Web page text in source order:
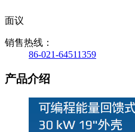
面议
销售热线：
86-021-64511359
产品介绍